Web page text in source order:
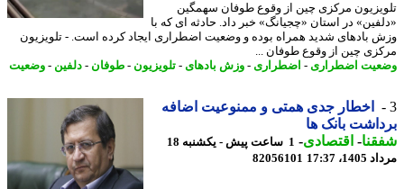
مرکزی چین از وقوع طوفان سهمگین
در استان «چجیانگ» خبر داد. حادثه ای که با
بادهای شدید همراه بوده و وضعیت اضطراری ایجاد کرده است. - تلویزیون
چین از وقوع طوفان ...
اضطراری - اضطراری - وزش بادهای-تلویزیون -طوفان-دلفین-وضعیت
اخطار جدی همتی و ممنوعیت اضافه
بانک ها
-اقتصادی-
1 ساعت پیش - یکشنبه 18
17:37
82056101